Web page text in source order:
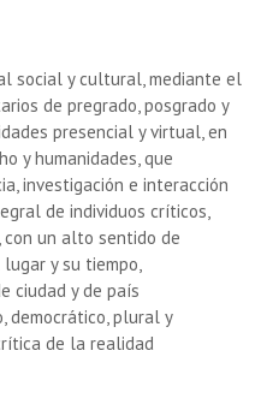
social y cultural, mediante el
de pregrado, posgrado y
presencial y virtual, en
y humanidades, que
investigación e interacción
de individuos críticos,
con un alto sentido de
y su tiempo,
ciudad y de país
democrático, plural y
de la realidad